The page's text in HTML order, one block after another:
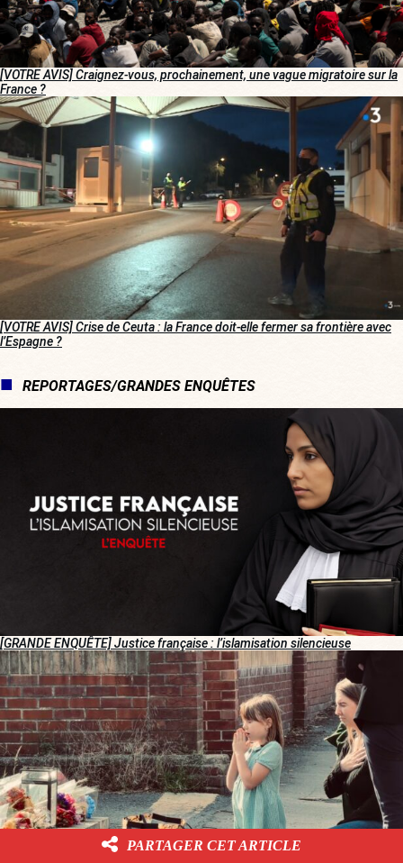
[VOTRE AVIS] Craignez-vous, prochainement, une vague migratoire sur la
France ?
[VOTRE AVIS] Crise de Ceuta : la France doit-elle fermer sa frontière avec
l’Espagne ?
REPORTAGES/GRANDES ENQUÊTES
[GRANDE ENQUÊTE] Justice française : l’islamisation silencieuse
PARTAGER CET ARTICLE